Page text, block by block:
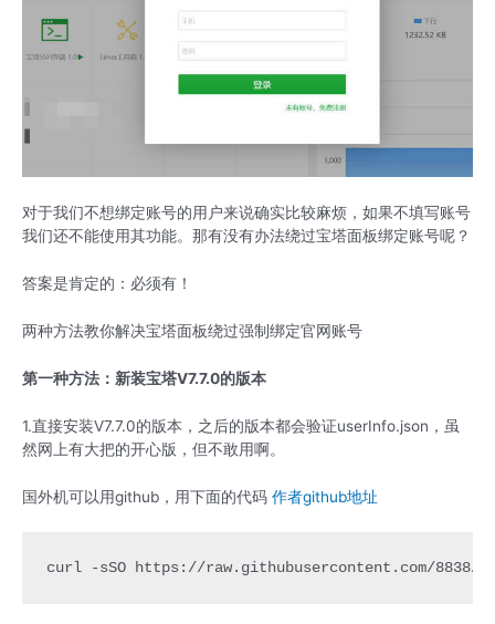
对于我们不想绑定账号的用户来说确实比较麻烦，如果不填写账号
我们还不能使用其功能。那有没有办法绕过宝塔面板绑定账号呢？
答案是肯定的：必须有！
两种方法教你解决宝塔面板绕过强制绑定官网账号
第一种方法：新装宝塔V7.7.0的版本
1.直接安装V7.7.0的版本，之后的版本都会验证userInfo.json，虽
然网上有大把的开心版，但不敢用啊。
国外机可以用github，用下面的代码 作者github地址
curl -sSO https://raw.githubusercontent.com/